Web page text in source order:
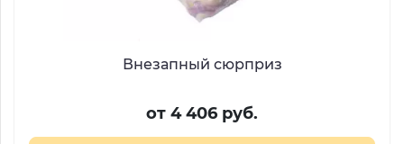
Внезапный сюрприз
от 4 406 руб.